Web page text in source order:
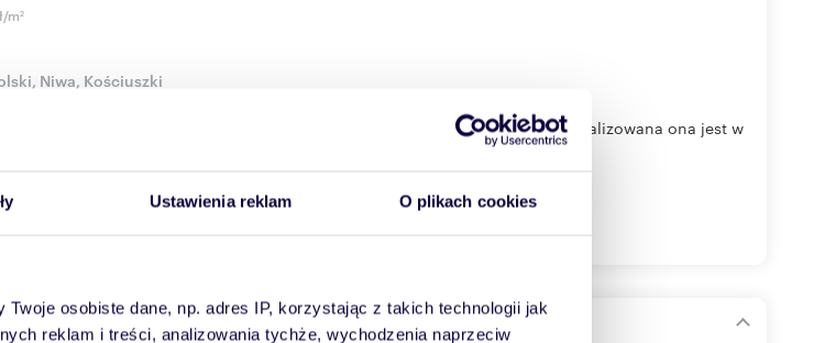
Ustawienia reklam O plikach cookies
Twoje osobiste dane, np. adres IP, korzystając z takich technologii jak
reklam i treści, analizowania tychże, wychodzenia naprzeciw
m2
Niwa, Kościuszki
prezentuje Państwu nową inwestycję pod nazwą: „Osiedle Zielona Niwa”, zlokalizowana ona jest w
75m2